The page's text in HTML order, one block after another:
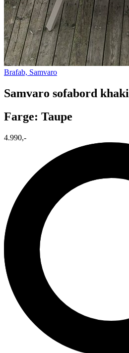
Brafab, Samvaro
Samvaro sofabord khaki
Farge: Taupe
4.990,-